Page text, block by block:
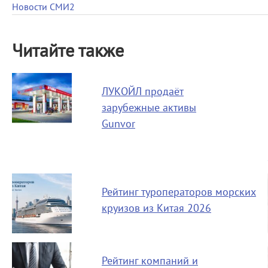
Новости СМИ2
Читайте также
ЛУКОЙЛ продаёт
зарубежные активы
Gunvor
Рейтинг туроператоров морских
круизов из Китая 2026
Рейтинг компаний и